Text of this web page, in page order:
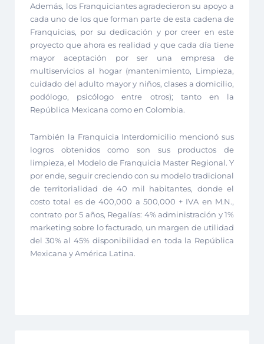
Además, los Franquiciantes agradecieron su apoyo a
cada uno de los que forman parte de esta cadena de
Franquicias, por su dedicación y por creer en este
proyecto que ahora es realidad y que cada día tiene
mayor aceptación por ser una empresa de
multiservicios al hogar (mantenimiento, Limpieza,
cuidado del adulto mayor y niños, clases a domicilio,
podólogo, psicólogo entre otros); tanto en la
República Mexicana como en Colombia.
También la Franquicia Interdomicilio mencionó sus
logros obtenidos como son sus productos de
limpieza, el Modelo de Franquicia Master Regional. Y
por ende, seguir creciendo con su modelo tradicional
de territorialidad de 40 mil habitantes, donde el
costo total es de 400,000 a 500,000 + IVA en M.N.,
contrato por 5 años, Regalías: 4% administración y 1%
marketing sobre lo facturado, un margen de utilidad
del 30% al 45% disponibilidad en toda la República
Mexicana y América Latina.